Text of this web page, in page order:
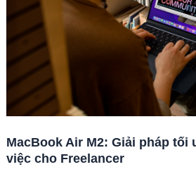
MacBook Air M2: Giải pháp tối
việc cho Freelancer